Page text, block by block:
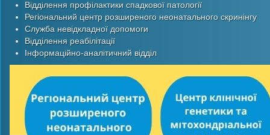
Відділення профілактики спадкової патології
Регіональний центр розширеного неонатального скринінгу
Служба невідкладної допомоги
Відділення реабілітації
Інформаційно-аналітичний відділ